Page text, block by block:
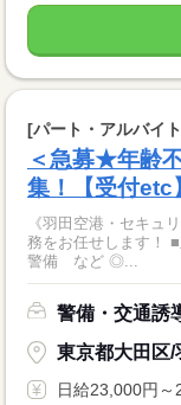
[パート・アルバイ
＜急募★年齢
集！【受付etc
《羽田空港・セキュ
務をお任せします！ ■主なお仕事 ＊受付 ＊立哨 ＊警戒監視 ＊機側
警備 など ◎...
警備・交通誘
東京都大田区/
日給23,000円～